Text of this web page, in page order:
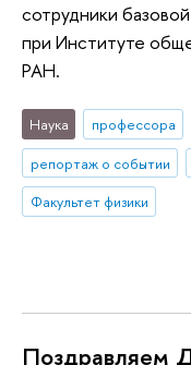
сотрудники
при Институте
РАН.
Наука профессора
репортаж о событии
Факультет физики
Поздравляем